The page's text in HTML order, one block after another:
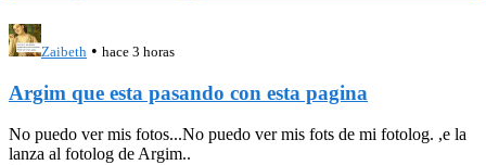
Zaibeth • hace 3 horas
Argim que esta pasando con esta pagina
No puedo ver mis fotos...No puedo ver mis fots de mi fotolog. ,e la
lanza al fotolog de Argim..